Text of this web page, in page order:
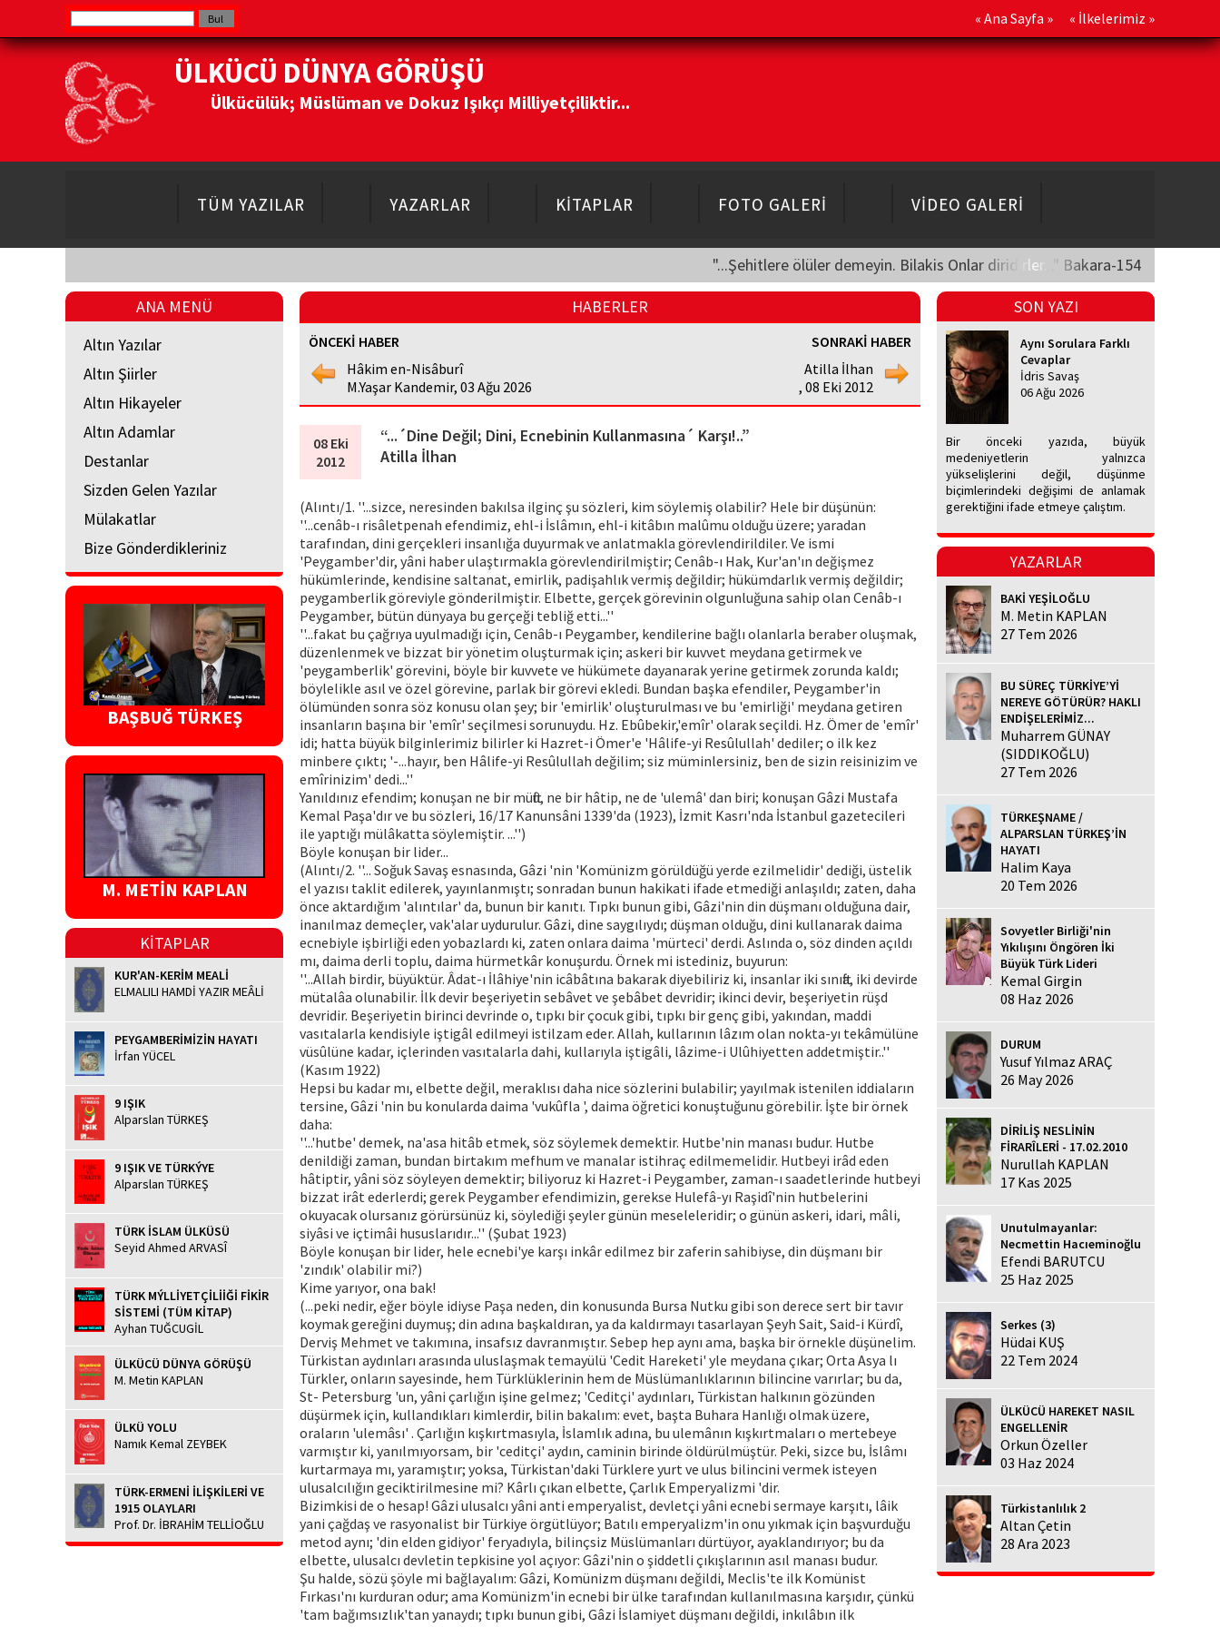
« Ana Sayfa » « İlkelerimiz »
ÜLKÜCÜ DÜNYA GÖRÜŞÜ
Ülkücülük; Müslüman ve Dokuz Işıkçı Milliyetçiliktir...
TÜM YAZILAR YAZARLAR KİTAPLAR FOTO GALERİ VİDEO GALERİ
"...Şehitlere ölüler demeyin. Bilakis Onlar diridirler..." Bakara-154
ANA MENÜ
Altın Yazılar
Altın Şiirler
Altın Hikayeler
Altın Adamlar
Destanlar
Sizden Gelen Yazılar
Mülakatlar
Bize Gönderdikleriniz
BAŞBUĞ TÜRKEŞ
M. METİN KAPLAN
KİTAPLAR
KUR'AN-KERİM MEALİ
ELMALILI HAMDİ YAZIR MEÂLİ
PEYGAMBERİMİZİN HAYATI
İrfan YÜCEL
9 IŞIK
Alparslan TÜRKEŞ
9 IŞIK VE TÜRKÝYE
Alparslan TÜRKEŞ
TÜRK İSLAM ÜLKÜSÜ
Seyid Ahmed ARVASÎ
TÜRK MÝLLİYETÇİLİİĞİ FİKİR
SİSTEMİ (TÜM KİTAP)
Ayhan TUĞCUGİL
ÜLKÜCÜ DÜNYA GÖRÜŞÜ
M. Metin KAPLAN
ÜLKÜ YOLU
Namık Kemal ZEYBEK
TÜRK-ERMENİ İLİŞKİLERİ VE
1915 OLAYLARI
Prof. Dr. İBRAHİM TELLİOĞLU
HABERLER
ÖNCEKİ HABER
Hâkim en-Nisâburî
M.Yaşar Kandemir, 03 Ağu 2026
SONRAKİ HABER
Atilla İlhan
, 08 Eki 2012
08 Eki
2012
“...´Dine Değil; Dini, Ecnebinin Kullanmasına´ Karşı!..”
Atilla İlhan
(Alıntı/1. ''...sizce, neresinden bakılsa ilginç şu sözleri, kim söylemiş olabilir? Hele bir düşünün:
''...cenâb-ı risâletpenah efendimiz, ehl-i İslâmın, ehl-i kitâbın malûmu olduğu üzere; yaradan
tarafından, dini gerçekleri insanlığa duyurmak ve anlatmakla görevlendirildiler. Ve ismi
'Peygamber'dir, yâni haber ulaştırmakla görevlendirilmiştir; Cenâb-ı Hak, Kur'an'ın değişmez
hükümlerinde, kendisine saltanat, emirlik, padişahlık vermiş değildir; hükümdarlık vermiş değildir;
peygamberlik göreviyle gönderilmiştir. Elbette, gerçek görevinin olgunluğuna sahip olan Cenâb-ı
Peygamber, bütün dünyaya bu gerçeği tebliğ etti...''
''...fakat bu çağrıya uyulmadığı için, Cenâb-ı Peygamber, kendilerine bağlı olanlarla beraber oluşmak,
düzenlenmek ve bizzat bir yönetim oluşturmak için; askeri bir kuvvet meydana getirmek ve
'peygamberlik' görevini, böyle bir kuvvete ve hükümete dayanarak yerine getirmek zorunda kaldı;
böylelikle asıl ve özel görevine, parlak bir görevi ekledi. Bundan başka efendiler, Peygamber'in
ölümünden sonra söz konusu olan şey; bir 'emirlik' oluşturulması ve bu 'emirliği' meydana getiren
insanların başına bir 'emîr' seçilmesi sorunuydu. Hz. Ebûbekir,'emîr' olarak seçildi. Hz. Ömer de 'emîr'
idi; hatta büyük bilginlerimiz bilirler ki Hazret-i Ömer'e 'Hâlife-yi Resûlullah' dediler; o ilk kez
minbere çıktı; '-...hayır, ben Hâlife-yi Resûlullah değilim; siz müminlersiniz, ben de sizin reisinizim ve
emîrinizim' dedi...''
Yanıldınız efendim; konuşan ne bir müftü, ne bir hâtip, ne de 'ulemâ' dan biri; konuşan Gâzi Mustafa
Kemal Paşa'dır ve bu sözleri, 16/17 Kanunsâni 1339'da (1923), İzmit Kasrı'nda İstanbul gazetecileri
ile yaptığı mülâkatta söylemiştir. ...'')
Böyle konuşan bir lider...
(Alıntı/2. ''... Soğuk Savaş esnasında, Gâzi 'nin 'Komünizm görüldüğü yerde ezilmelidir' dediği, üstelik
el yazısı taklit edilerek, yayınlanmıştı; sonradan bunun hakikati ifade etmediği anlaşıldı; zaten, daha
önce aktardığım 'alıntılar' da, bunun bir kanıtı. Tıpkı bunun gibi, Gâzi'nin din düşmanı olduğuna dair,
inanılmaz demeçler, vak'alar uydurulur. Gâzi, dine saygılıydı; düşman olduğu, dini kullanarak daima
ecnebiyle işbirliği eden yobazlardı ki, zaten onlara daima 'mürteci' derdi. Aslında o, söz dinden açıldı
mı, daima derli toplu, daima hürmetkâr konuşurdu. Örnek mi istediniz, buyurun:
''...Allah birdir, büyüktür. Âdat-ı İlâhiye'nin icâbâtına bakarak diyebiliriz ki, insanlar iki sınıfta, iki devirde
mütalâa olunabilir. İlk devir beşeriyetin sebâvet ve şebâbet devridir; ikinci devir, beşeriyetin rüşd
devridir. Beşeriyetin birinci devrinde o, tıpkı bir çocuk gibi, tıpkı bir genç gibi, yakından, maddi
vasıtalarla kendisiyle iştigâl edilmeyi istilzam eder. Allah, kullarının lâzım olan nokta-yı tekâmülüne
vüsûlüne kadar, içlerinden vasıtalarla dahi, kullarıyla iştigâli, lâzime-i Ulûhiyetten addetmiştir..''
(Kasım 1922)
Hepsi bu kadar mı, elbette değil, meraklısı daha nice sözlerini bulabilir; yayılmak istenilen iddiaların
tersine, Gâzi 'nin bu konularda daima 'vukûfla ', daima öğretici konuştuğunu görebilir. İşte bir örnek
daha:
''...'hutbe' demek, na'asa hitâb etmek, söz söylemek demektir. Hutbe'nin manası budur. Hutbe
denildiği zaman, bundan birtakım mefhum ve manalar istihraç edilmemelidir. Hutbeyi irâd eden
hâtiptir, yâni söz söyleyen demektir; biliyoruz ki Hazret-i Peygamber, zaman-ı saadetlerinde hutbeyi
bizzat irât ederlerdi; gerek Peygamber efendimizin, gerekse Hulefâ-yı Raşidî'nin hutbelerini
okuyacak olursanız görürsünüz ki, söylediği şeyler günün meseleleridir; o günün askeri, idari, mâli,
siyâsi ve içtimâi hususlarıdır...'' (Şubat 1923)
Böyle konuşan bir lider, hele ecnebi'ye karşı inkâr edilmez bir zaferin sahibiyse, din düşmanı bir
'zındık' olabilir mi?)
Kime yarıyor, ona bak!
(...peki nedir, eğer böyle idiyse Paşa neden, din konusunda Bursa Nutku gibi son derece sert bir tavır
koymak gereğini duymuş; din adına başkaldıran, ya da kaldırmayı tasarlayan Şeyh Sait, Said-i Kürdî,
Derviş Mehmet ve takımına, insafsız davranmıştır. Sebep hep aynı ama, başka bir örnekle düşünelim.
Türkistan aydınları arasında uluslaşmak temayülü 'Cedit Hareketi' yle meydana çıkar; Orta Asya lı
Türkler, onların sayesinde, hem Türklüklerinin hem de Müslümanlıklarının bilincine varırlar; bu da,
St- Petersburg 'un, yâni çarlığın işine gelmez; 'Ceditçi' aydınları, Türkistan halkının gözünden
düşürmek için, kullandıkları kimlerdir, bilin bakalım: evet, başta Buhara Hanlığı olmak üzere,
oraların 'ulemâsı' . Çarlığın kışkırtmasıyla, İslamlık adına, bu ulemânın kışkırtmaları o mertebeye
varmıştır ki, yanılmıyorsam, bir 'ceditçi' aydın, caminin birinde öldürülmüştür. Peki, sizce bu, İslâmı
kurtarmaya mı, yaramıştır; yoksa, Türkistan'daki Türklere yurt ve ulus bilincini vermek isteyen
ulusalcılığın geciktirilmesine mi? Kârlı çıkan elbette, Çarlık Emperyalizmi 'dir.
Bizimkisi de o hesap! Gâzi ulusalcı yâni anti emperyalist, devletçi yâni ecnebi sermaye karşıtı, lâik
yani çağdaş ve rasyonalist bir Türkiye örgütlüyor; Batılı emperyalizm'in onu yıkmak için başvurduğu
metod aynı; 'din elden gidiyor' feryadıyla, bilinçsiz Müslümanları dürtüyor, ayaklandırıyor; bu da
elbette, ulusalcı devletin tepkisine yol açıyor: Gâzi'nin o şiddetli çıkışlarının asıl manası budur.
Şu halde, sözü şöyle mi bağlayalım: Gâzi, Komünizm düşmanı değildi, Meclis'te ilk Komünist
Fırkası'nı kurduran odur; ama Komünizm'in ecnebi bir ülke tarafından kullanılmasına karşıdır, çünkü
'tam bağımsızlık'tan yanaydı; tıpkı bunun gibi, Gâzi İslamiyet düşmanı değildi, inkılâbın ilk
SON YAZI
Aynı Sorulara Farklı
Cevaplar
İdris Savaş
06 Ağu 2026
Bir önceki yazıda, büyük
medeniyetlerin yalnızca
yükselişlerini değil, düşünme
biçimlerindeki değişimi de anlamak
gerektiğini ifade etmeye çalıştım.
YAZARLAR
BAKİ YEŞİLOĞLU
M. Metin KAPLAN
27 Tem 2026
BU SÜREÇ TÜRKİYE’Yİ
NEREYE GÖTÜRÜR? HAKLI
ENDİŞELERİMİZ...
Muharrem GÜNAY
(SIDDIKOĞLU)
27 Tem 2026
TÜRKEŞNAME /
ALPARSLAN TÜRKEŞ’İN
HAYATI
Halim Kaya
20 Tem 2026
Sovyetler Birliği'nin
Yıkılışını Öngören İki
Büyük Türk Lideri
Kemal Girgin
08 Haz 2026
DURUM
Yusuf Yılmaz ARAÇ
26 May 2026
DİRİLİŞ NESLİNİN
FİRARÎLERİ - 17.02.2010
Nurullah KAPLAN
17 Kas 2025
Unutulmayanlar:
Necmettin Hacıeminoğlu
Efendi BARUTCU
25 Haz 2025
Serkes (3)
Hüdai KUŞ
22 Tem 2024
ÜLKÜCÜ HAREKET NASIL
ENGELLENİR
Orkun Özeller
03 Haz 2024
Türkistanlılık 2
Altan Çetin
28 Ara 2023